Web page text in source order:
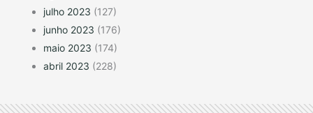
julho 2023 (127)
junho 2023 (176)
maio 2023 (174)
abril 2023 (228)